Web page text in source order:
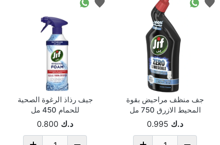
جف منظف مراحيض بقوة
المحيط الازرق 750 مل
د.ك 0.995
جيف رذاذ الرغوة الصحية
للحمام 450 مل
د.ك 0.800